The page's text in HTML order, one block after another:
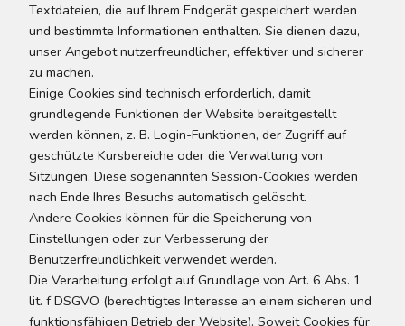
Textdateien, die auf Ihrem Endgerät gespeichert werden
und bestimmte Informationen enthalten. Sie dienen dazu,
unser Angebot nutzerfreundlicher, effektiver und sicherer
zu machen.
Einige Cookies sind technisch erforderlich, damit
grundlegende Funktionen der Website bereitgestellt
werden können, z. B. Login-Funktionen, der Zugriff auf
geschützte Kursbereiche oder die Verwaltung von
Sitzungen. Diese sogenannten Session-Cookies werden
nach Ende Ihres Besuchs automatisch gelöscht.
Andere Cookies können für die Speicherung von
Einstellungen oder zur Verbesserung der
Benutzerfreundlichkeit verwendet werden.
Die Verarbeitung erfolgt auf Grundlage von Art. 6 Abs. 1
lit. f DSGVO (berechtigtes Interesse an einem sicheren und
funktionsfähigen Betrieb der Website). Soweit Cookies für